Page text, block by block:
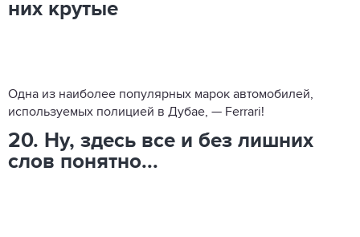
них крутые
Одна из наиболее популярных марок автомобилей,
используемых полицией в Дубае, — Ferrari!
20. Ну, здесь все и без лишних
слов понятно...